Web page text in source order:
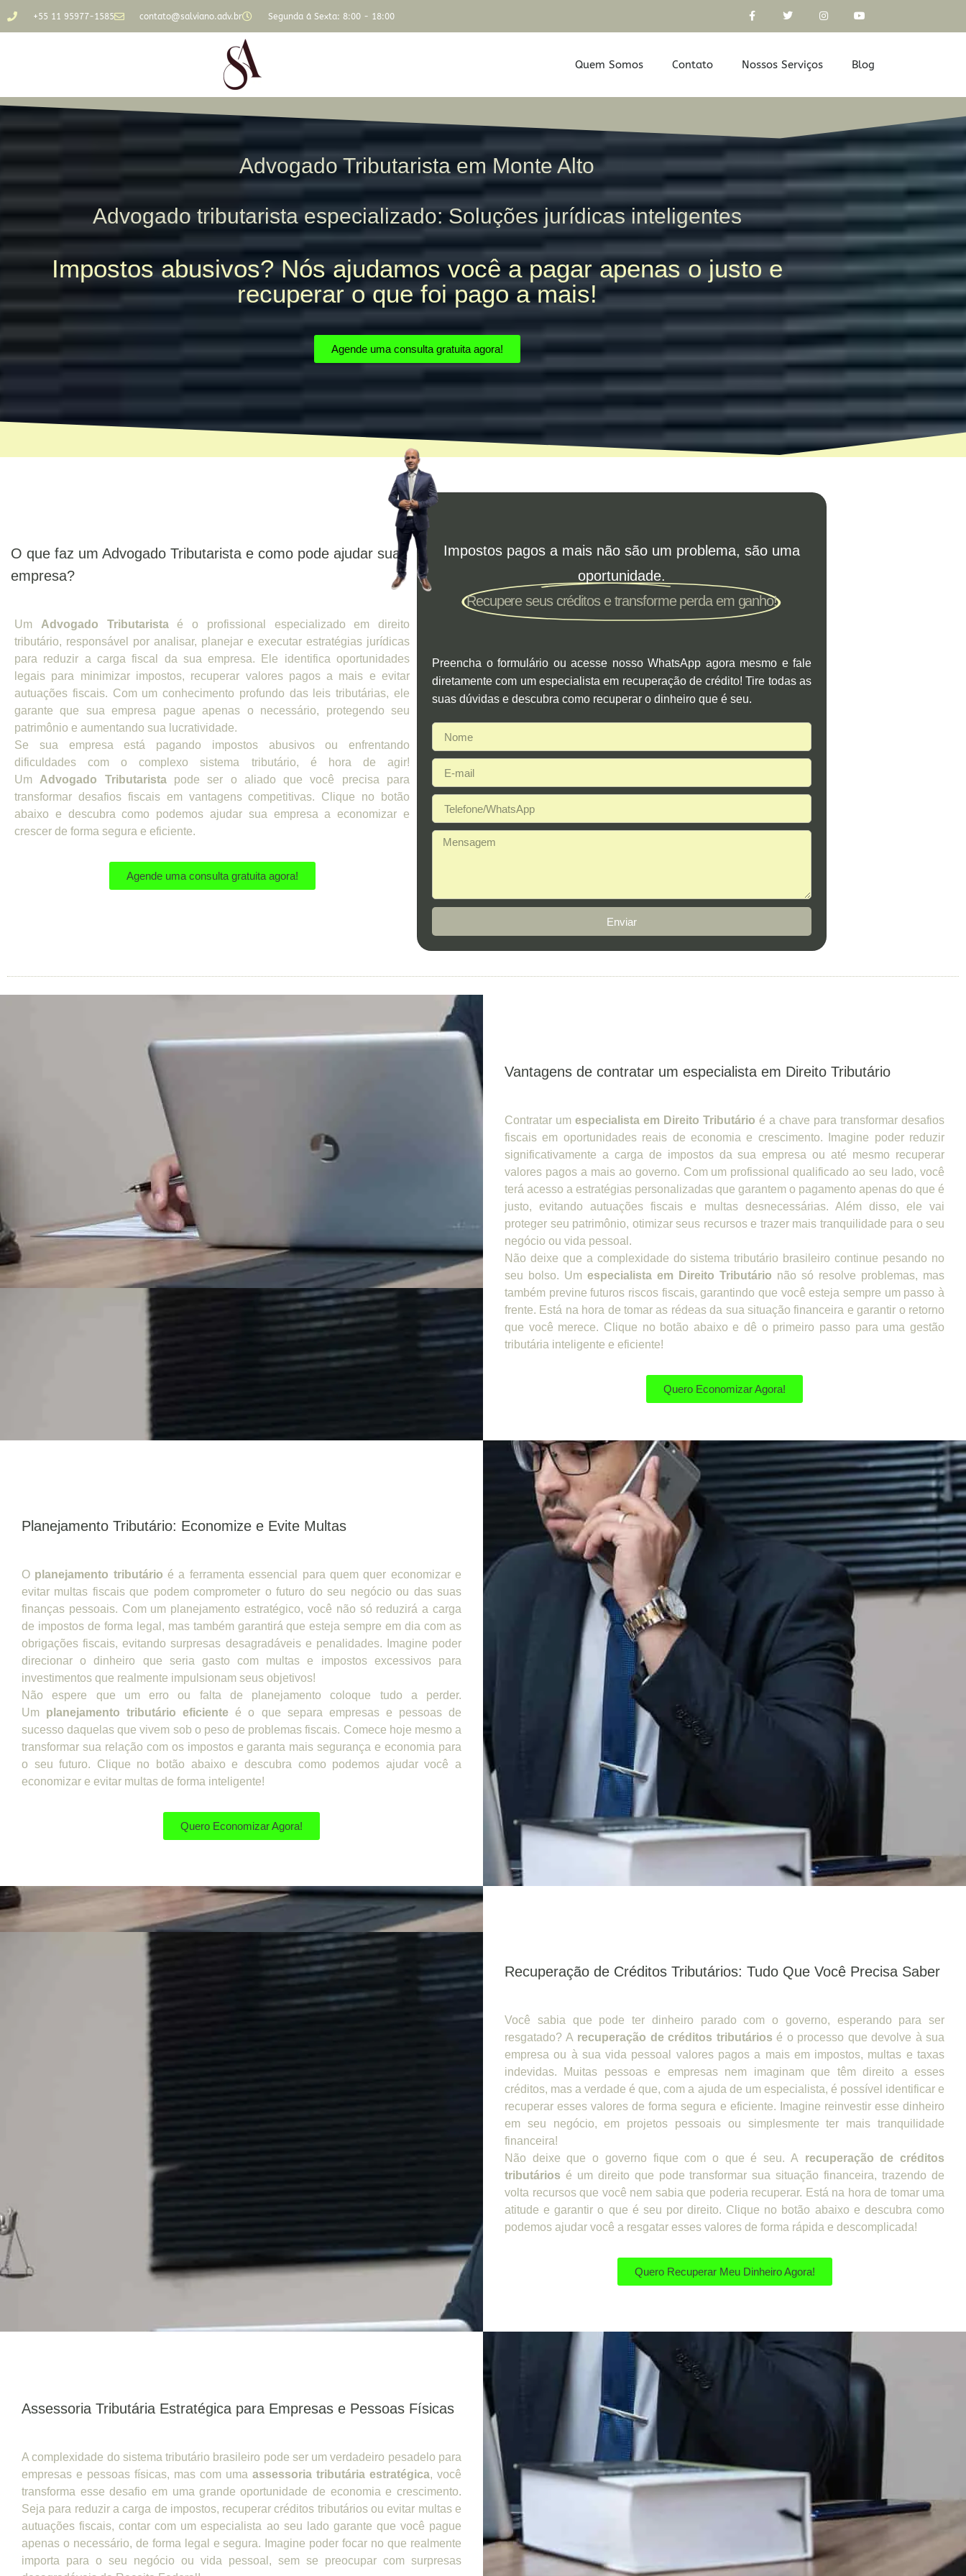
+55 11 95977-1585 contato@salviano.adv.br Segunda á Sexta: 8:00 - 18:00
Quem Somos Contato Nossos Serviços Blog
Advogado Tributarista em Monte Alto
Advogado tributarista especializado: Soluções jurídicas inteligentes
Impostos abusivos? Nós ajudamos você a pagar apenas o justo e
recuperar o que foi pago a mais!
Agende uma consulta gratuita agora!
O que faz um Advogado Tributarista e como pode ajudar sua
empresa?
Um Advogado Tributaristaé o profissional especializado em direito
tributário, responsável por analisar, planejar e executar estratégias jurídicas
para reduzir a carga fiscal da sua empresa. Ele identifica oportunidades
legais para minimizar impostos, recuperar valores pagos a mais e evitar
autuações fiscais. Com um conhecimento profundo das leis tributárias, ele
garante que sua empresa pague apenas o necessário, protegendo seu
patrimônio e aumentando sua lucratividade.
Se sua empresa está pagando impostos abusivos ou enfrentando
dificuldades com o complexo sistema tributário, é hora de agir!
Um Advogado Tributaristapode ser o aliado que você precisa para
transformar desafios fiscais em vantagens competitivas. Clique no botão
abaixo e descubra como podemos ajudar sua empresa a economizar e
crescer de forma segura e eficiente.
Agende uma consulta gratuita agora!
Impostos pagos a mais não são um problema, são uma
oportunidade.
Recupere seus créditos e transforme perda em ganho!
Preencha o formulário ou acesse nosso WhatsApp agora mesmo e fale
diretamente com um especialista em recuperação de crédito! Tire todas as
suas dúvidas e descubra como recuperar o dinheiro que é seu.
Enviar
Vantagens de contratar um especialista em Direito Tributário
Contratar um especialista em Direito Tributário é a chave para transformar desafios
fiscais em oportunidades reais de economia e crescimento. Imagine poder reduzir
significativamente a carga de impostos da sua empresa ou até mesmo recuperar
valores pagos a mais ao governo. Com um profissional qualificado ao seu lado, você
terá acesso a estratégias personalizadas que garantem o pagamento apenas do que é
justo, evitando autuações fiscais e multas desnecessárias. Além disso, ele vai
proteger seu patrimônio, otimizar seus recursos e trazer mais tranquilidade para o seu
negócio ou vida pessoal.
Não deixe que a complexidade do sistema tributário brasileiro continue pesando no
seu bolso. Um especialista em Direito Tributário não só resolve problemas, mas
também previne futuros riscos fiscais, garantindo que você esteja sempre um passo à
frente. Está na hora de tomar as rédeas da sua situação financeira e garantir o retorno
que você merece. Clique no botão abaixo e dê o primeiro passo para uma gestão
tributária inteligente e eficiente!
Quero Economizar Agora!
Planejamento Tributário: Economize e Evite Multas
O planejamento tributário é a ferramenta essencial para quem quer economizar e
evitar multas fiscais que podem comprometer o futuro do seu negócio ou das suas
finanças pessoais. Com um planejamento estratégico, você não só reduzirá a carga
de impostos de forma legal, mas também garantirá que esteja sempre em dia com as
obrigações fiscais, evitando surpresas desagradáveis e penalidades. Imagine poder
direcionar o dinheiro que seria gasto com multas e impostos excessivos para
investimentos que realmente impulsionam seus objetivos!
Não espere que um erro ou falta de planejamento coloque tudo a perder.
Um planejamento tributário eficiente é o que separa empresas e pessoas de
sucesso daquelas que vivem sob o peso de problemas fiscais. Comece hoje mesmo a
transformar sua relação com os impostos e garanta mais segurança e economia para
o seu futuro. Clique no botão abaixo e descubra como podemos ajudar você a
economizar e evitar multas de forma inteligente!
Quero Economizar Agora!
Recuperação de Créditos Tributários: Tudo Que Você Precisa Saber
Você sabia que pode ter dinheiro parado com o governo, esperando para ser
resgatado? A recuperação de créditos tributários é o processo que devolve à sua
empresa ou à sua vida pessoal valores pagos a mais em impostos, multas e taxas
indevidas. Muitas pessoas e empresas nem imaginam que têm direito a esses
créditos, mas a verdade é que, com a ajuda de um especialista, é possível identificar e
recuperar esses valores de forma segura e eficiente. Imagine reinvestir esse dinheiro
em seu negócio, em projetos pessoais ou simplesmente ter mais tranquilidade
financeira!
Não deixe que o governo fique com o que é seu. A recuperação de créditos
tributários é um direito que pode transformar sua situação financeira, trazendo de
volta recursos que você nem sabia que poderia recuperar. Está na hora de tomar uma
atitude e garantir o que é seu por direito. Clique no botão abaixo e descubra como
podemos ajudar você a resgatar esses valores de forma rápida e descomplicada!
Quero Recuperar Meu Dinheiro Agora!
Assessoria Tributária Estratégica para Empresas e Pessoas Físicas
A complexidade do sistema tributário brasileiro pode ser um verdadeiro pesadelo para
empresas e pessoas físicas, mas com uma assessoria tributária estratégica, você
transforma esse desafio em uma grande oportunidade de economia e crescimento.
Seja para reduzir a carga de impostos, recuperar créditos tributários ou evitar multas e
autuações fiscais, contar com um especialista ao seu lado garante que você pague
apenas o necessário, de forma legal e segura. Imagine poder focar no que realmente
importa para o seu negócio ou vida pessoal, sem se preocupar com surpresas